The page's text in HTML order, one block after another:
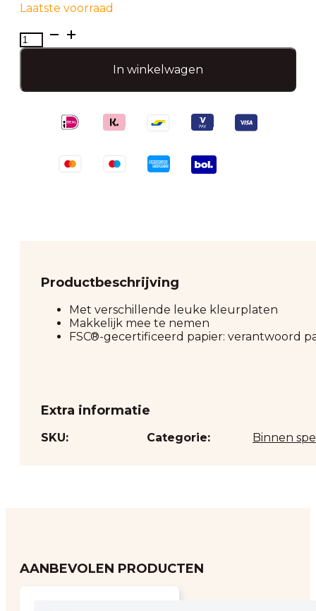
Laatste voorraad
Frozen
2
In winkelwagen
Productbeschrijving
Met verschillende leuke kleurplaten
Makkelijk mee te nemen
FSC®-gecertificeerd papier: verantwoord
Extra informatie
SKU: Categorie: Binnen
AANBEVOLEN PRODUCTEN